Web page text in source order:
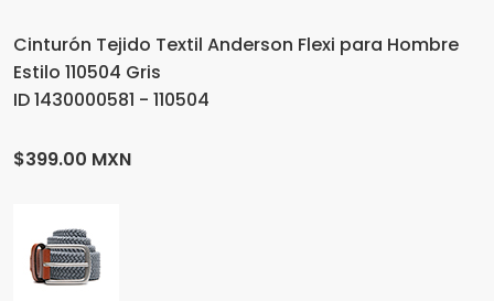
Cinturón Tejido Textil Anderson Flexi para Hombre
Estilo 110504 Gris
ID 1430000581 - 110504
$399.00 MXN